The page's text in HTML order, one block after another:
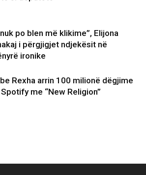
nuk po blen më klikime”, Elijona
i përgjigjet ndjekësit në
ironike
Rexha arrin 100 milionë dëgjime
me “New Religion”